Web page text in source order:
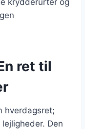
ret til
hverdagsret;
Den